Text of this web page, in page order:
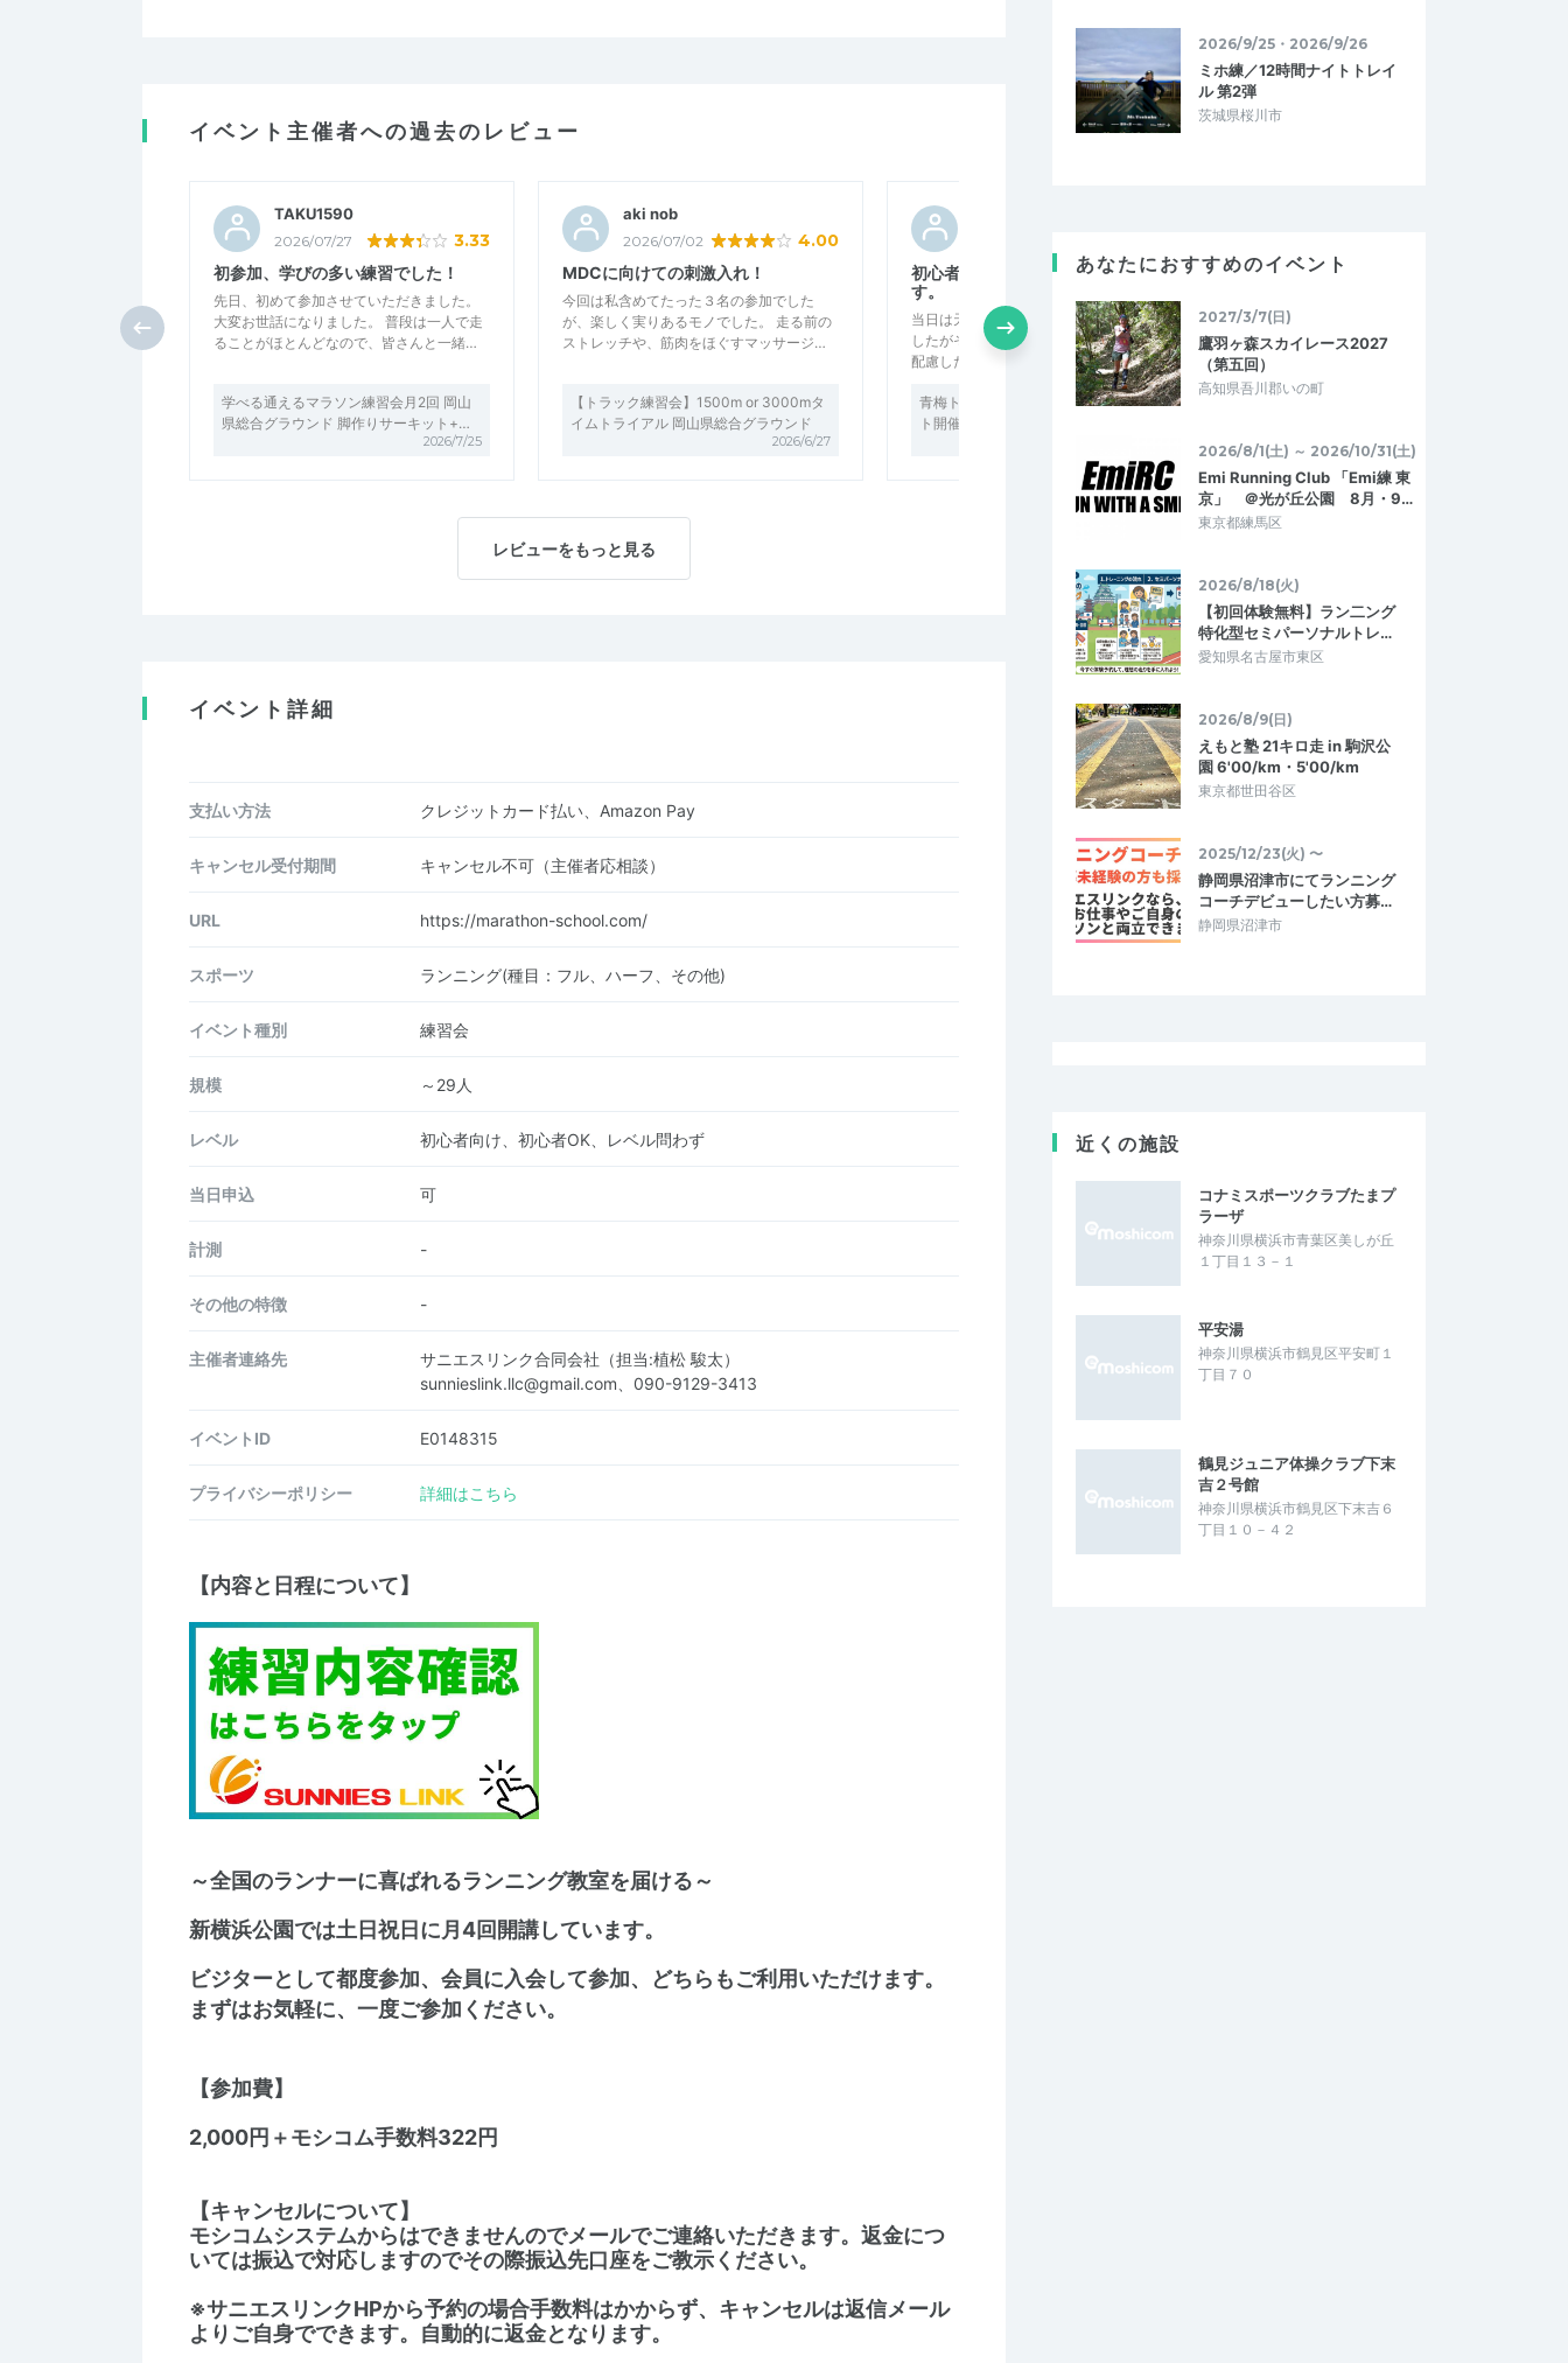
イベント主催者への過去のレビュー
TAKU1590
2026/07/27 3.33
初参加、学びの多い練習でした！
先日、初めて参加させていただきました。
大変お世話になりました。 普段は一人で走
ることがほとんどなので、皆さんと一緒…
学べる通えるマラソン練習会月2回 岡山
県総合グラウンド 脚作りサーキット+…
2026/7/25
aki nob
2026/07/02 4.00
MDCに向けての刺激入れ！
今回は私含めてたった３名の参加でした
が、楽しく実りあるモノでした。 走る前の
ストレッチや、筋肉をほぐすマッサージ…
【トラック練習会】1500m or 3000mタ
イムトライアル 岡山県総合グラウンド
2026/6/27
初心者にも丁寧に対応してくれま
す。
当日は天候がよくなく、参加者が少人数で
したがその分トレラン初心者の私にも十分
配慮したペースでの練習を行なっていた…
青梅トレイル初・中級者向け定例イベン
ト開催中！
前傾姿勢 プラス インターバル
の学びがありました、ランニング中もコー
チが気さくに話しかけてくれてランニン…
レビューをもっと見る
イベント詳細
支払い方法 クレジットカード払い、Amazon Pay
キャンセル受付期間 キャンセル不可（主催者応相談）
URL https://marathon-school.com/
スポーツ ランニング(種目：フル、ハーフ、その他)
イベント種別 練習会
規模 ～29人
レベル 初心者向け、初心者OK、レベル問わず
当日申込 可
計測 -
その他の特徴 -
主催者連絡先
サニエスリンク合同会社（担当:植松 駿太）
sunnieslink.llc@gmail.com、090-9129-3413
イベントID E0148315
プライバシーポリシー 詳細はこちら
【内容と日程について】
～全国のランナーに喜ばれるランニング教室を届ける～
新横浜公園では土日祝日に月4回開講しています。
ビジターとして都度参加、会員に入会して参加、どちらもご利用いただけます。
まずはお気軽に、一度ご参加ください。
【参加費】
2,000円＋モシコム手数料322円
【キャンセルについて】
モシコムシステムからはできませんのでメールでご連絡いただきます。返金につ
いては振込で対応しますのでその際振込先口座をご教示ください。
※サニエスリンクHPから予約の場合手数料はかからず、キャンセルは返信メール
よりご自身でできます。自動的に返金となります。
2026/9/25・2026/9/26
ミホ練／12時間ナイトトレイ
ル 第2弾
茨城県桜川市
あなたにおすすめのイベント
2027/3/7(日)
鷹羽ヶ森スカイレース2027
（第五回）
高知県吾川郡いの町
2026/8/1(土) ～ 2026/10/31(土)
Emi Running Club 「Emi練 東
京」 ＠光が丘公園 8月・9…
東京都練馬区
2026/8/18(火)
【初回体験無料】ラン二ング
特化型セミパーソナルトレ…
愛知県名古屋市東区
2026/8/9(日)
えもと塾 21キロ走 in 駒沢公
園 6'00/km・5'00/km
東京都世田谷区
2025/12/23(火) 〜
静岡県沼津市にてランニング
コーチデビューしたい方募…
静岡県沼津市
近くの施設
コナミスポーツクラブたまプ
ラーザ
神奈川県横浜市青葉区美しが丘
１丁目１３－１
平安湯
神奈川県横浜市鶴見区平安町１
丁目７０
鶴見ジュニア体操クラブ下末
吉２号館
神奈川県横浜市鶴見区下末吉６
丁目１０－４２